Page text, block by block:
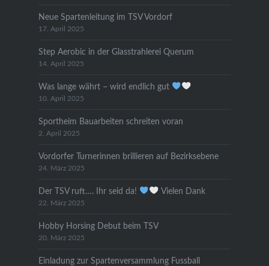
Neue Spartenleitung im TSV Vordorf
17. April 2025
Step Aerobic in der Glasstrahlerei Querum
14. April 2025
Was lange währt – wird endlich gut
10. April 2025
Sportheim Bauarbeiten schreiten voran
2. April 2025
Vordorfer Turnerinnen brillieren auf Bezirksebene
24. März 2025
Der TSV ruft…. Ihr seid da! Vielen Dank
22. März 2025
Hobby Horsing Debut beim TSV
20. März 2025
Einladung zur Spartenversammlung Fussball